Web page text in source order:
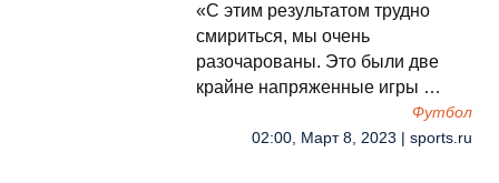
«С этим результатом трудно
смириться, мы очень
разочарованы. Это были две
крайне напряженные игры …
Футбол
02:00, Март 8, 2023 | sports.ru